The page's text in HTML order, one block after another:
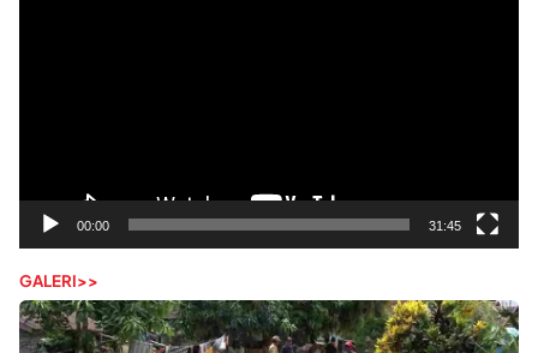
00:00 31:45
GALERI>>